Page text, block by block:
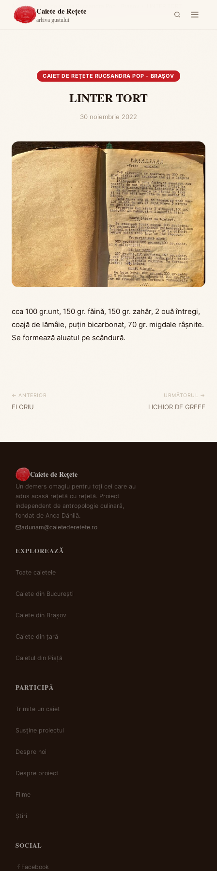
Caiete de Rețete
arhiva gustului
Acasă ›
CAIET DE REŢETE RUCSANDRA POP - BRAŞOV
LINTER TORT
30 noiembrie 2022
cca 100 gr.unt, 150 gr. făină, 150 gr. zahăr, 2 ouă întregi,
coajă de lămâie, puțin bicarbonat, 70 gr. migdale râșnite.
Se formează aluatul pe scândură.
← ANTERIOR
FLORIU
URMĂTORUL →
LICHIOR DE GREFE
Caiete de Rețete
Un demers omagiu pentru toți cei care au
adus acasă rețetă cu rețetă. Proiect
independent de antropologie culinară,
fondat de Anca Dănilă.
adunam@caietederetete.ro
EXPLOREAZĂ
Toate caietele
Caiete din București
Caiete din Brașov
Caiete din țară
Caietul din Piață
PARTICIPĂ
Trimite un caiet
Susține proiectul
Despre noi
Despre proiect
Filme
Știri
SOCIAL
Facebook